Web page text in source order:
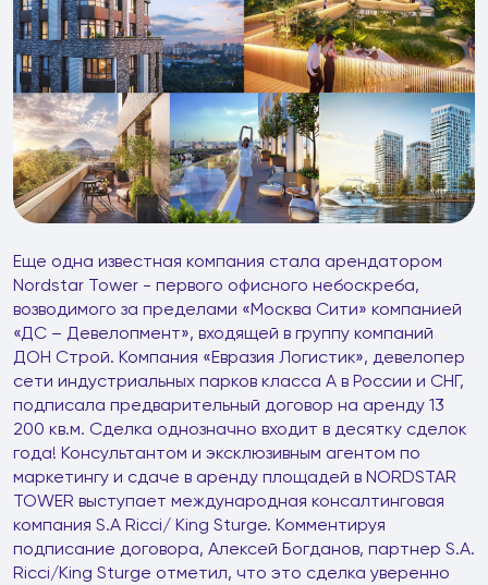
Еще одна известная компания стала арендатором
Nordstar Tower - первого офисного небоскреба,
возводимого за пределами «Москва Сити» компанией
«ДС – Девелопмент», входящей в группу компаний
ДОН Строй. Компания «Евразия Логистик», девелопер
сети индустриальных парков класса А в России и СНГ,
подписала предварительный договор на аренду 13
200 кв.м. Сделка однозначно входит в десятку сделок
года! Консультантом и эксклюзивным агентом по
маркетингу и сдаче в аренду площадей в NORDSTAR
TOWER выступает международная консалтинговая
компания S.A Ricci/ King Sturge. Комментируя
подписание договора, Алексей Богданов, партнер S.A.
Ricci/King Sturge отметил, что это сделка уверенно